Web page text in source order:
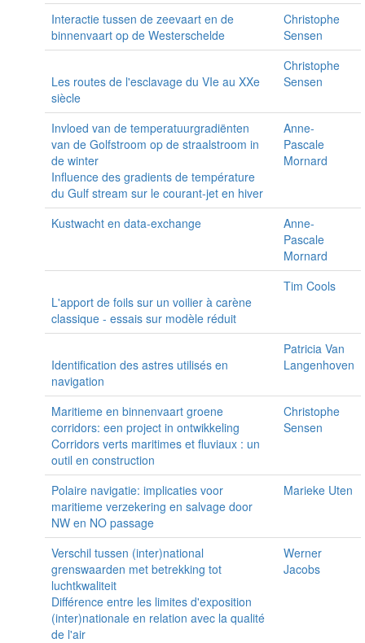
Interactie tussen de zeevaart en de
binnenvaart op de Westerschelde
Christophe
Sensen
Les routes de l'esclavage du VIe au XXe
siècle
Christophe
Sensen
Invloed van de temperatuurgradiënten
van de Golfstroom op de straalstroom in
de winter
Influence des gradients de température
du Gulf stream sur le courant-jet en hiver
Anne-
Pascale
Mornard
Kustwacht en data-exchange
Anne-
Pascale
Mornard
L'apport de foils sur un voilier à carène
classique - essais sur modèle réduit
Tim Cools
Identification des astres utilisés en
navigation
Patricia Van
Langenhoven
Maritieme en binnenvaart groene
corridors: een project in ontwikkeling
Corridors verts maritimes et fluviaux : un
outil en construction
Christophe
Sensen
Polaire navigatie: implicaties voor
maritieme verzekering en salvage door
NW en NO passage
Marieke Uten
Verschil tussen (inter)national
grenswaarden met betrekking tot
luchtkwaliteit
Différence entre les limites d'exposition
(inter)nationale en relation avec la qualité
de l'air
Werner
Jacobs